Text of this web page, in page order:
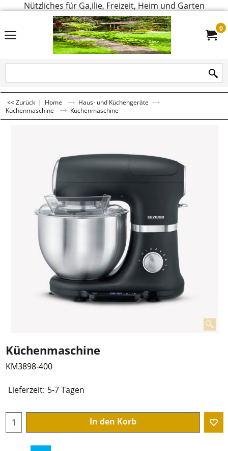
Nützliches für Ga,ilie, Freizeit, Heim und Garten
0
<< Zurück | Home
Haus- und Küchengeräte
Küchenmaschine
Küchenmaschine
Küchenmaschine
KM3898-400
€179.95 zzgl. Mwst und Versandkosten
In den Korb